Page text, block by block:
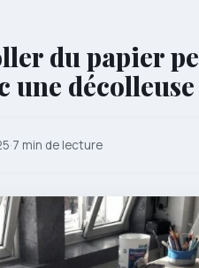
du papier
une décolleuse
·7 min de lecture